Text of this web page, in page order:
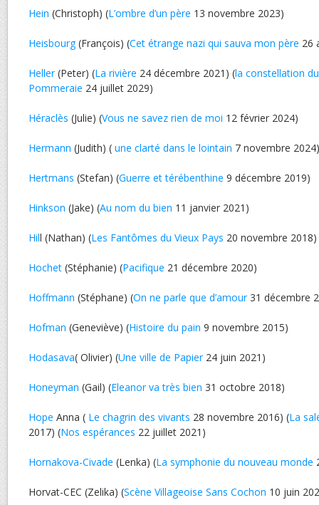
Hein (Christoph) (L’ombre d’un père 13 novembre 2023)
Heisbourg(François) (Cet étrange nazi qui sauva mon père 26
Heller(Peter) (La rivière 24 décembre 2021) (la constellation
Pommeraie 24 juillet 2029)
Héraclès (Julie) (Vous ne savez rien de moi 12 février 2024)
Hermann (Judith) ( une clarté dans le lointain 7 novembre 2024)
Hertmans (Stefan) (Guerre et térébenthine 9 décembre 2019)
Hinkson (Jake) (Au nom du bien 11 janvier 2021)
Hill (Nathan) (Les Fantômes du Vieux Pays 20 novembre 2018)
Hochet (Stéphanie) (Pacifique 21 décembre 2020)
Hoffmann (Stéphane) (On ne parle que d’amour31 décembre
Hofman (Geneviève) (Histoire du pain 9 novembre 2015)
Hodasava( Olivier) (Une ville de Papier24 juin 2021)
Honeyman (Gail) (Eleanor va très bien 31 octobre 2018)
Hope Anna ( Le chagrin des vivants 28 novembre 2016) (La
2017) (Nos espérances 22 juillet 2021)
Hornakova-Civade (Lenka) (La symphonie du nouveau monde
Horvat-CEC (Zelika) (Scène Villageoise Sans Cochon 10 juin